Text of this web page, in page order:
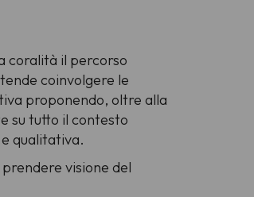
coralità il percorso
coinvolgere le
proponendo, oltre alla
su tutto il contesto
qualitativa.
visione del